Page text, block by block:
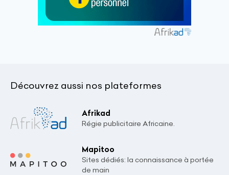
Découvrez aussi nos plateformes
Afrikad
Régie publicitaire Africaine.
Mapitoo
Sites dédiés: la connaissance à portée
de main